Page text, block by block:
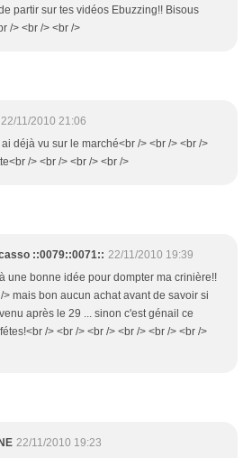
partir sur tes vidéos Ebuzzing!! Bisous
/> <br /> <br />
22/11/2010 21:06
déjà vu sur le marché<br /> <br /> <br />
/> <br /> <br /> <br />
::0079::0071:: 22/11/2010 19:39
une bonne idée pour dompter ma crinière!!
> mais bon aucun achat avant de savoir si
après le 29 ... sinon c'est génail ce
/> <br /> <br /> <br /> <br /> <br />
22/11/2010 19:23